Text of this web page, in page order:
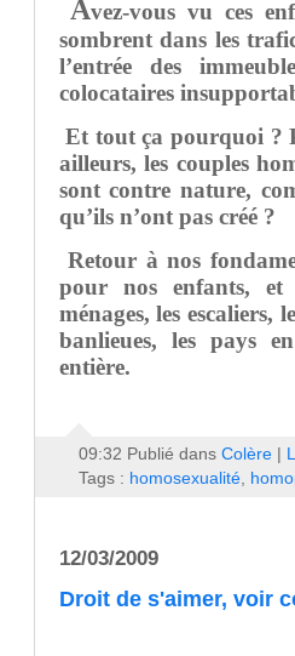
Avez-vous vu ces
sombrent dans les
l’entrée des
colocataires
Et tout ça pourquoi ?
ailleurs, les couples
sont contre nature,
qu’ils n’ont pas créé ?
Retour à nos
pour nos enfants,
ménages, les escaliers,
banlieues, les pays
entière.
09:32 Publié dans Colère|
Tags : homosexualité,
12/03/2009
Droit de s'aimer, voir